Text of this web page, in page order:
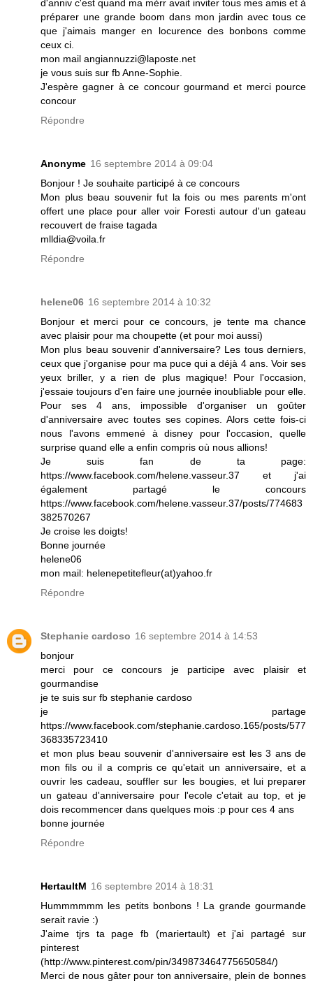
d'anniv c'est quand ma mèrr avait inviter tous mes amis et à
préparer une grande boom dans mon jardin avec tous ce
que j'aimais manger en locurence des bonbons comme
ceux ci.
mon mail angiannuzzi@laposte.net
je vous suis sur fb Anne-Sophie.
J'espère gagner à ce concour gourmand et merci pource
concour
Répondre
Anonyme 16 septembre 2014 à 09:04
Bonjour ! Je souhaite participé à ce concours
Mon plus beau souvenir fut la fois ou mes parents m'ont
offert une place pour aller voir Foresti autour d'un gateau
recouvert de fraise tagada
mlldia@voila.fr
Répondre
helene06 16 septembre 2014 à 10:32
Bonjour et merci pour ce concours, je tente ma chance
avec plaisir pour ma choupette (et pour moi aussi)
Mon plus beau souvenir d'anniversaire? Les tous derniers,
ceux que j'organise pour ma puce qui a déjà 4 ans. Voir ses
yeux briller, y a rien de plus magique! Pour l'occasion,
j'essaie toujours d'en faire une journée inoubliable pour elle.
Pour ses 4 ans, impossible d'organiser un goûter
d'anniversaire avec toutes ses copines. Alors cette fois-ci
nous l'avons emmené à disney pour l'occasion, quelle
surprise quand elle a enfin compris où nous allions!
Je suis fan de ta page:
https://www.facebook.com/helene.vasseur.37 et j'ai
également partagé le concours
https://www.facebook.com/helene.vasseur.37/posts/774683
382570267
Je croise les doigts!
Bonne journée
helene06
mon mail: helenepetitefleur(at)yahoo.fr
Répondre
Stephanie cardoso 16 septembre 2014 à 14:53
bonjour
merci pour ce concours je participe avec plaisir et
gourmandise
je te suis sur fb stephanie cardoso
je partage
https://www.facebook.com/stephanie.cardoso.165/posts/577
368335723410
et mon plus beau souvenir d'anniversaire est les 3 ans de
mon fils ou il a compris ce qu'etait un anniversaire, et a
ouvrir les cadeau, souffler sur les bougies, et lui preparer
un gateau d'anniversaire pour l'ecole c'etait au top, et je
dois recommencer dans quelques mois :p pour ces 4 ans
bonne journée
Répondre
HertaultM 16 septembre 2014 à 18:31
Hummmmmm les petits bonbons ! La grande gourmande
serait ravie :)
J'aime tjrs ta page fb (mariertault) et j'ai partagé sur
pinterest
(http://www.pinterest.com/pin/349873464775650584/)
Merci de nous gâter pour ton anniversaire, plein de bonnes